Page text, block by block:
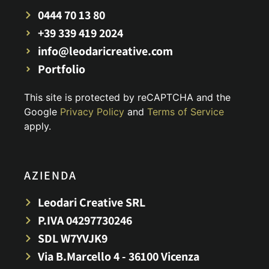
0444 70 13 80
+39 339 419 2024
info@leodaricreative.com
Portfolio
This site is protected by reCAPTCHA and the
Google Privacy Policy and Terms of Service
apply.
AZIENDA
Leodari Creative SRL
P.IVA 04297730246
SDL W7YVJK9
Via B.Marcello 4 - 36100 Vicenza